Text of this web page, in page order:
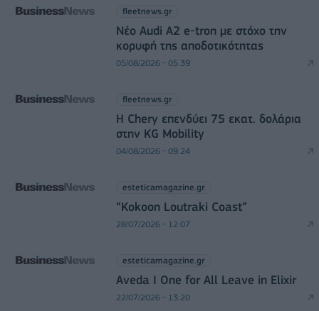
fleetnews.gr
Νέο Audi A2 e-tron με στόχο την
κορυφή της αποδοτικότητας
05/08/2026 - 05:39
fleetnews.gr
Η Chery επενδύει 75 εκατ. δολάρια
στην KG Mobility
04/08/2026 - 09:24
esteticamagazine.gr
“Kokoon Loutraki Coast”
28/07/2026 - 12:07
esteticamagazine.gr
Aveda I One for All Leave in Elixir
22/07/2026 - 13:20